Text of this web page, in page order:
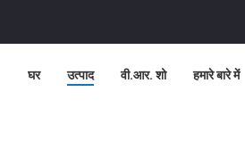
घर उत्पाद वी.आर. शो हमारे बारे में